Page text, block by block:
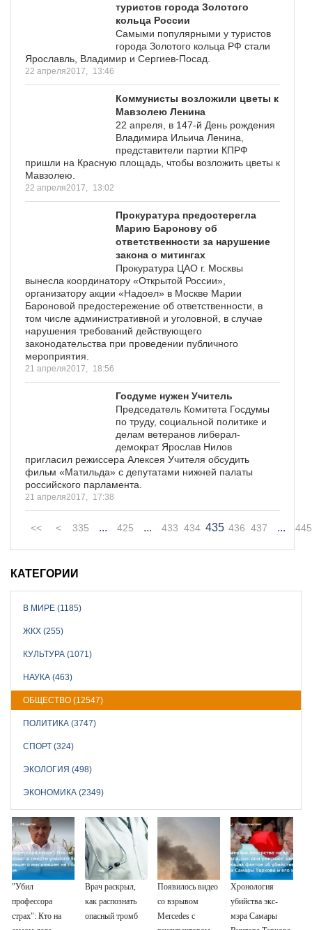
туристов города Золотого
кольца России
Самыми популярными у туристов
города Золотого кольца РФ стали
Ярославль, Владимир и Сергиев-Посад.
22 апреля2017, 13:46
Коммунисты возложили цветы к
Мавзолею Ленина
22 апреля, в 147-й День рождения
Владимира Ильича Ленина,
представители партии КПРФ
пришли на Красную площадь, чтобы возложить цветы к
Мавзолею.
22 апреля2017, 13:02
Прокуратура предостерегла
Марию Баронову об
ответственности за нарушение
закона о митингах
Прокуратура ЦАО г. Москвы
вынесла координатору «Открытой России»,
организатору акции «Надоел» в Москве Марии
Бароновой предостережение об ответственности, в
том числе административной и уголовной, в случае
нарушения требований действующего
законодательства при проведении публичного
мероприятия.
21 апреля2017, 18:56
Госдуме нужен Учитель
Председатель Комитета Госдумы
по труду, социальной политике и
делам ветеранов либерал-
демократ Ярослав Нилов
пригласил режиссера Алексея Учителя обсудить
фильм «Матильда» с депутатами нижней палаты
российского парламента.
21 апреля2017, 17:38
<< < 335 ... 425 ... 433 434 435 436 437 ... 445
КАТЕГОРИИ
В МИРЕ (1185)
ЖКХ (255)
КУЛЬТУРА (1071)
НАУКА (463)
ОБЩЕСТВО (12547)
ПОЛИТИКА (3747)
СПОРТ (324)
ЭКОЛОГИЯ (498)
ЭКОНОМИКА (2349)
"Убил
профессора
страх": Кто на
Врач раскрыл,
как распознать
опасный тромб
Появилось видео
со взрывом
Mercedes с
Хронология
убийства экс-
мэра Самары